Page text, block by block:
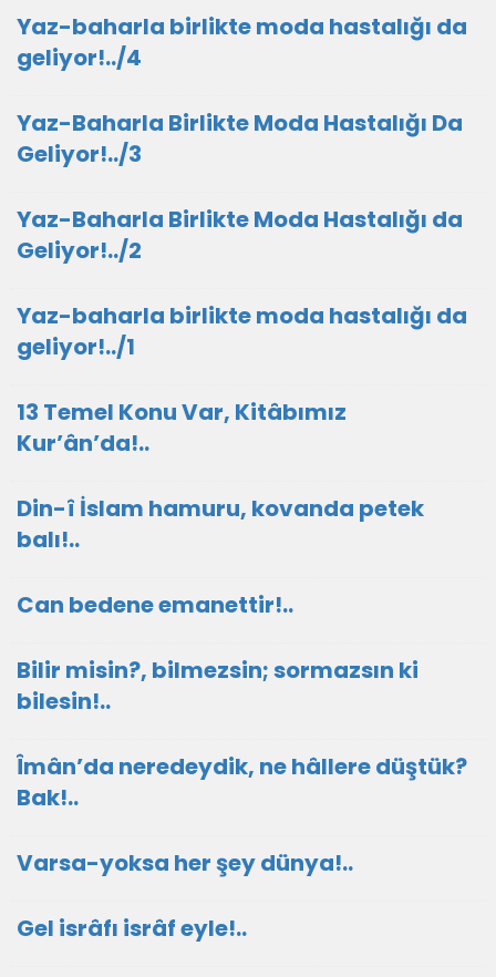
Yaz-baharla birlikte moda hastalığı da
geliyor!../4
Yaz-Baharla Birlikte Moda Hastalığı Da
Geliyor!../3
Yaz-Baharla Birlikte Moda Hastalığı da
Geliyor!../2
Yaz-baharla birlikte moda hastalığı da
geliyor!../1
13 Temel Konu Var, Kitâbımız
Kur’ân’da!..
Din-î İslam hamuru, kovanda petek
balı!..
Can bedene emanettir!..
Bilir misin?, bilmezsin; sormazsın ki
bilesin!..
Îmân’da neredeydik, ne hâllere düştük?
Bak!..
Varsa-yoksa her şey dünya!..
Gel isrâfı isrâf eyle!..